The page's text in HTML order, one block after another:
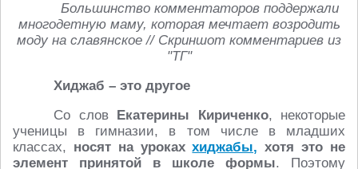
Большинство комментаторов поддержали
многодетную маму, которая мечтает возродить
моду на славянское // Скриншот комментариев из
"ТГ"
Хиджаб – это другое
Со словЕкатерины Кириченко, некоторые
ученицы в гимназии, в том числе в младших
классах, носят на урокаххиджабы, хотя это не
элемент принятой в школе формы. Поэтому